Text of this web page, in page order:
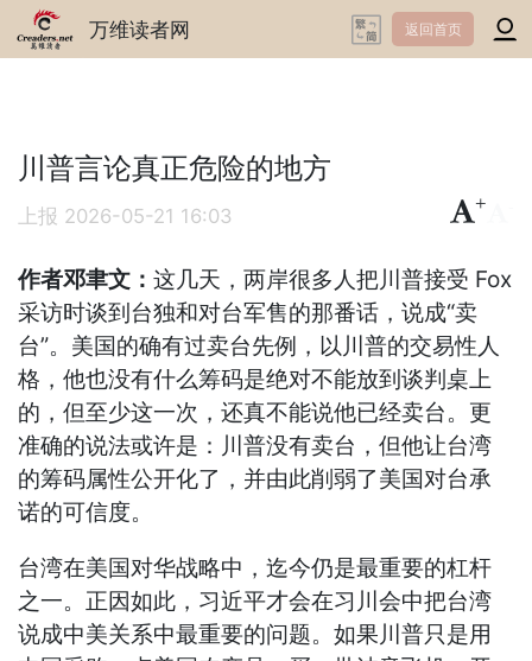
万维读者网 返回首页
川普言论真正危险的地方
上报 2026-05-21 16:03
+
作者邓聿文：这几天，两岸很多人把川普接受 Fox
采访时谈到台独和对台军售的那番话，说成“卖
台”。美国的确有过卖台先例，以川普的交易性人
格，他也没有什么筹码是绝对不能放到谈判桌上
的，但至少这一次，还真不能说他已经卖台。更
准确的说法或许是：川普没有卖台，但他让台湾
的筹码属性公开化了，并由此削弱了美国对台承
诺的可信度。
台湾在美国对华战略中，迄今仍是最重要的杠杆
之一。正因如此，习近平才会在习川会中把台湾
说成中美关系中最重要的问题。如果川普只是用